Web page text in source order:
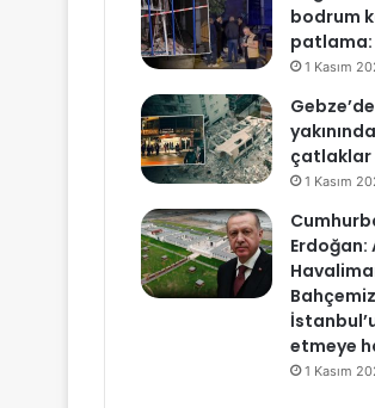
bodrum
patlama:
1 Kasım
çatlaklar
1 Kasım
etmeye
1 Kasım